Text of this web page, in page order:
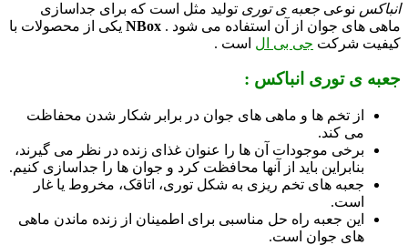
انباکس نوعی جعبه ی توری تولید مثل است که برای جداسازی
ماهی های جوان از آن استفاده می شود . NBox یکی از محصولات با
کیفیت شرکت جی بی ال است .
جعبه ی توری انباکس :
از تخم ها و ماهی های جوان در برابر شکار شدن محفاظت
می کند.
برخی موجودات آن ها را عنوان غذای زنده در نظر می گیرند،
بنابراین باید از آنها محافظت کرد و جوان ها را جداسازی کنیم.
جعبه های تخم ریزی به شکل توری، اتاقک، مخروط یا غار
است.
این جعبه راه حل مناسبی برای اطمینان از زنده ماندن ماهی
های جوان است.